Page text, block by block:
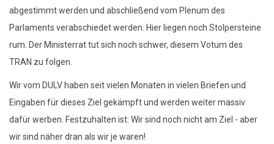
abgestimmt werden und abschließend vom Plenum des
Parlaments verabschiedet werden. Hier liegen noch Stolpersteine
rum. Der Ministerrat tut sich noch schwer, diesem Votum des
TRAN zu folgen.
Wir vom DULV haben seit vielen Monaten in vielen Briefen und
Eingaben für dieses Ziel gekämpft und werden weiter massiv
dafür werben. Festzuhalten ist: Wir sind noch nicht am Ziel - aber
wir sind näher dran als wir je waren!